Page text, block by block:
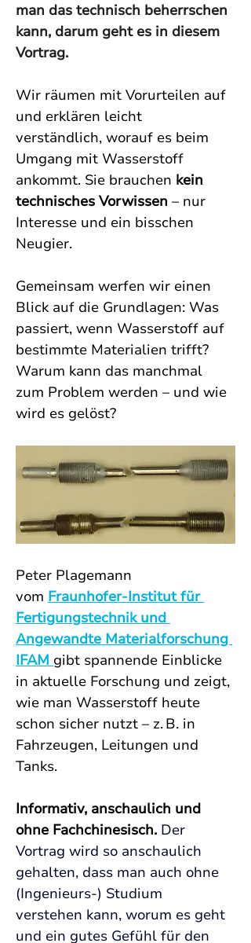
man das technisch beherrschen
kann, darum geht es in diesem
Vortrag.
Wir räumen mit Vorurteilen auf
und erklären leicht
verständlich, worauf es beim
Umgang mit Wasserstoff
ankommt. Sie brauchen kein
technisches Vorwissen – nur
Interesse und ein bisschen
Neugier.
Gemeinsam werfen wir einen
Blick auf die Grundlagen: Was
passiert, wenn Wasserstoff auf
bestimmte Materialien trifft?
Warum kann das manchmal
zum Problem werden – und wie
wird es gelöst?
Peter Plagemann
vom Fraunhofer-Institut für
Fertigungstechnik und
Angewandte Materialforschung
IFAM gibt spannende Einblicke
in aktuelle Forschung und zeigt,
wie man Wasserstoff heute
schon sicher nutzt – z. B. in
Fahrzeugen, Leitungen und
Tanks.
Informativ, anschaulich und
ohne Fachchinesisch. Der
Vortrag wird so anschaulich
gehalten, dass man auch ohne
(Ingenieurs-) Studium
verstehen kann, worum es geht
und ein gutes Gefühl für den